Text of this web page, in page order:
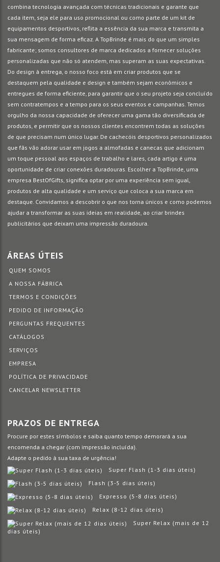
combina tecnologia avançada com técnicas tradicionais e garante que
cada item, seja ele para uso promocional ou como parte de um kit de
equipamentos desportivos, reflita a essência da sua marca e transmita a
sua mensagem de forma eficaz. A TopBrinde é mais do que um simples
fabricante; somos consultores de marca dedicados a fornecer soluções
personalizadas que não só atendem, mas superam as suas expectativas.
Do design à entrega, o nosso foco está em criar produtos que se
destaquem pela qualidade e design e também sejam econômicos e
entregues de forma eficiente, para garantir que o seu projeto seja concluído
sem contratempos e a tempo para os seus eventos e campanhas. Temos
orgulho da nossa capacidade de oferecer uma gama tão diversificada de
produtos, e permitir que os nossos clientes encontrem todas as soluções
de que precisam num único lugar. De cachecóis desportivos personalizados
que fãs vão adorar usar em jogos a almofadas e canecas que adicionam
um toque pessoal aos espaços de trabalho e lares, cada artigo é uma
oportunidade de criar conexões duradouras. Escolher a TopBrinde, uma
empresa BestOfGifts, significa optar por uma experiência sem igual,
produtos de alta qualidade e um serviço que coloca a sua marca em
destaque. Convidamos a descobrir o que nos torna únicos e como podemos
ajudar a transformar as suas ideias em realidade, ao criar brindes
publicitários que deixam uma impressão duradoura.
ÁREAS ÚTEIS
QUEM SOMOS
A NOSSA FÁBRICA
TERMOS E CONDIÇÕES
PEDIDO DE INFORMAÇÃO
PERGUNTAS FREQUENTES
CATÁLOGOS
SERVIÇOS
EMPRESA
POLÍTICA DE PRIVACIDADE
CANCELAR NEWSLETTER
PRAZOS DE ENTREGA
Procure por estes símbolos e saiba quanto tempo demorará a sua
encomenda a chegar (com impressão incluída).
Adapte o pedido à sua taxa de urgência!
Super Flash (1-3 dias úteis)
Flash (3-5 dias úteis)
Expresso (5-8 dias úteis)
Relax (8-12 dias úteis)
Super Relax (mais de 12
dias úteis)